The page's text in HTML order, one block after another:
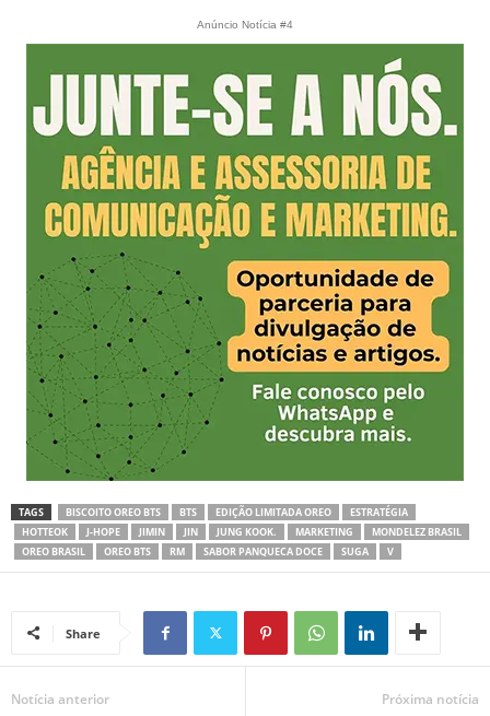
Anúncio Notícia #4
TAGS BISCOITO OREO BTS BTS EDIÇÃO LIMITADA OREO
ESTRATÉGIA
HOTTEOK
J-HOPE JIMIN JIN JUNG KOOK. MARKETING
MONDELEZ BRASIL
OREO BRASIL
OREO BTS RM SABOR PANQUECA DOCE SUGA V
Share
Notícia anterior Próxima notícia